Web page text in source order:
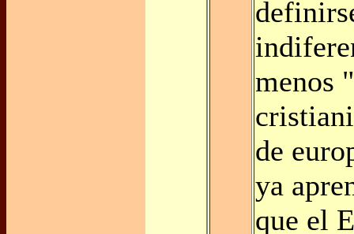
menos
de
ya
que el